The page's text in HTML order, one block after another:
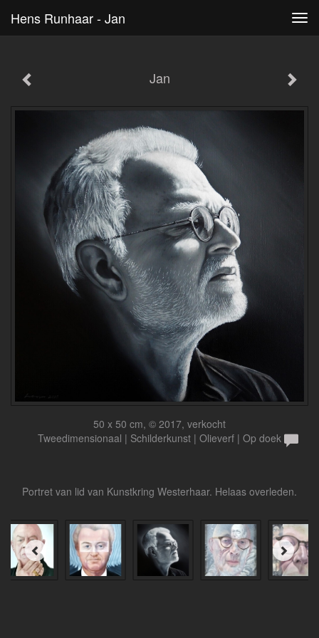
Hens Runhaar - Jan
Jan
50 x 50 cm, © 2017, verkocht
Tweedimensionaal | Schilderkunst | Olieverf | Op doek
Portret van lid van Kunstkring Westerhaar. Helaas overleden.